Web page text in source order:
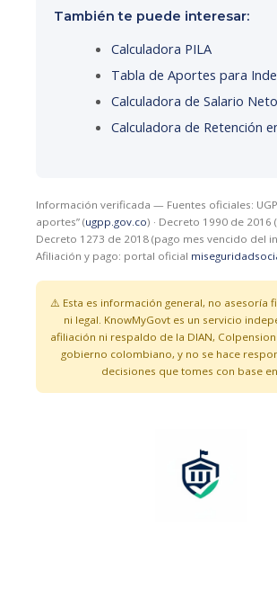
También te puede interesar:
Calculadora PILA
Tabla de Aportes para
Calculadora de Salario Neto
Calculadora de Retención
Información verificada — Fuentes oficiales:
aportes” (ugpp.gov.co) · Decreto 1990 de 2016
Decreto 1273 de 2018 (pago mes vencido del
Afiliación y pago: portal oficial
⚠️ Esta es información general, no asesoría
ni legal. KnowMyGovt es un servicio
afiliación ni respaldo de la DIAN,
gobierno colombiano, y no se hace
decisiones que tomes con base